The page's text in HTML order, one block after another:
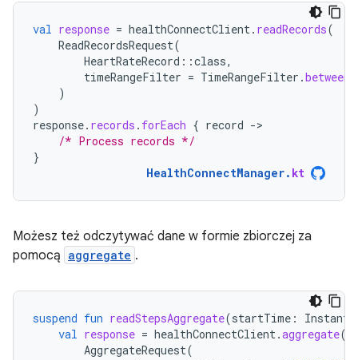
val response = healthConnectClient. readRecords(
ReadRecordsRequest(
HeartRateRecord ::class,
timeRangeFilter = TimeRangeFilter .between
)
)
response. records . forEach { record -
/* Process records */
}
HealthConnectManager. kt
Możesz też odczytywać dane w formie zbiorczej za
pomocą aggregate .
suspend fun readStepsAggregate(startTime : Instant
val response = healthConnectClient.aggregate(
AggregateRequest(